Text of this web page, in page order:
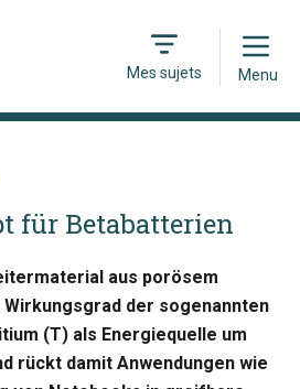
Mes sujets
Open
Menu
für Betabatterien
aus porösem
der sogenannten
(T) als Energiequelle um
rückt damit Anwendungen wie